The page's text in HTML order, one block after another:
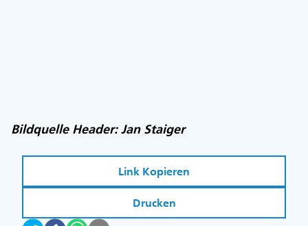
Bildquelle Header: Jan Staiger
Link Kopieren
Drucken